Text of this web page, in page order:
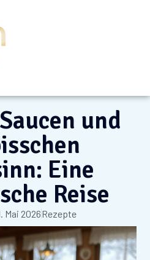
und
Eine
Reise
Mai 2026Rezepte